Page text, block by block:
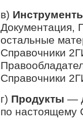
в)
Документация,
остальные
Справочники
Справочники
г) Продукты —
по настоящему